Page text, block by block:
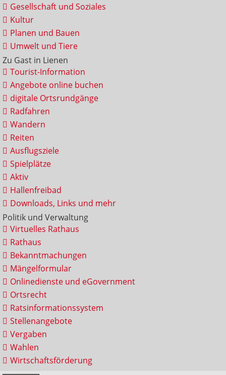
Gesellschaft und Soziales
Kultur
Planen und Bauen
Umwelt und Tiere
Zu Gast in Lienen
Tourist-Information
Angebote online buchen
digitale Ortsrundgänge
Radfahren
Wandern
Reiten
Ausflugsziele
Spielplätze
Aktiv
Hallenfreibad
Downloads, Links und mehr
Politik und Verwaltung
Virtuelles Rathaus
Rathaus
Bekanntmachungen
Mängelformular
Onlinedienste und eGovernment
Ortsrecht
Ratsinformationssystem
Stellenangebote
Vergaben
Wahlen
Wirtschaftsförderung